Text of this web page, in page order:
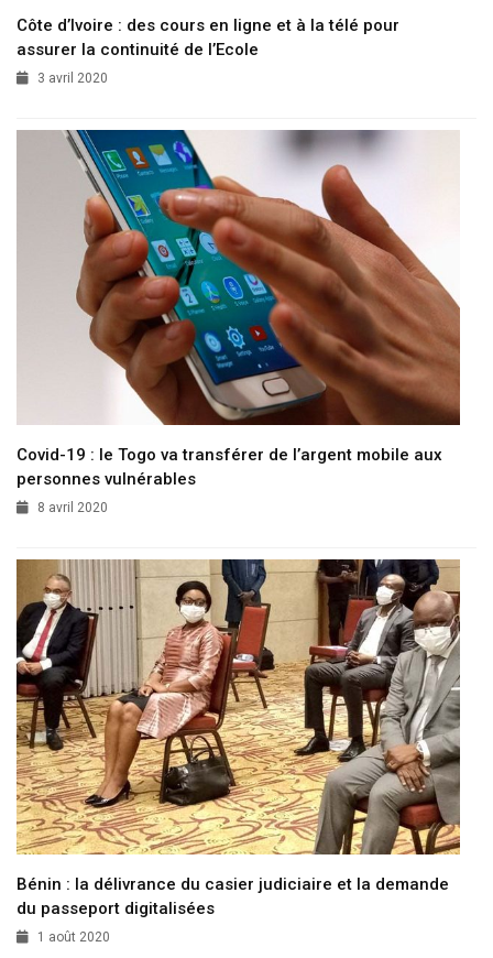
Côte d’Ivoire : des cours en ligne et à la télé pour
assurer la continuité de l’Ecole
3 avril 2020
Covid-19 : le Togo va transférer de l’argent mobile aux
personnes vulnérables
8 avril 2020
Bénin : la délivrance du casier judiciaire et la demande
du passeport digitalisées
1 août 2020